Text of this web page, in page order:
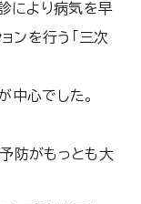
により病気を早
ンを行う「三次
中心でした。
防がもっとも大